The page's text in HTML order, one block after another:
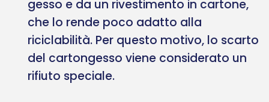
gesso e da un rivestimento in cartone,
che lo rende poco adatto alla
riciclabilità. Per questo motivo, lo scarto
del cartongesso viene considerato un
rifiuto speciale.